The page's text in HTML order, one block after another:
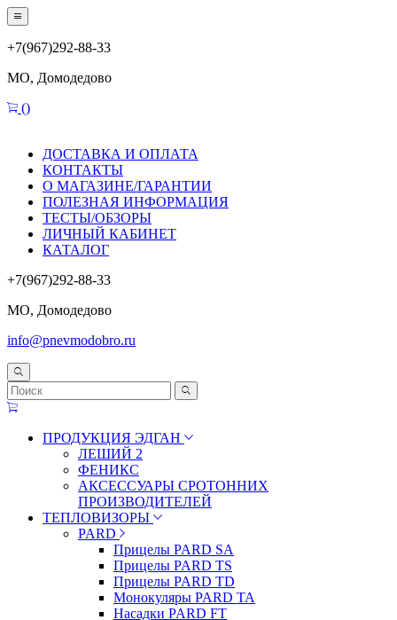
+7(967)292-88-33
МО, Домодедово
()
ДОСТАВКА И ОПЛАТА
КОНТАКТЫ
О МАГАЗИНЕ/ГАРАНТИИ
ПОЛЕЗНАЯ ИНФОРМАЦИЯ
ТЕСТЫ/ОБЗОРЫ
ЛИЧНЫЙ КАБИНЕТ
КАТАЛОГ
+7(967)292-88-33
МО, Домодедово
info@pnevmodobro.ru
ПРОДУКЦИЯ ЭДГАН
ЛЕШИЙ 2
ФЕНИКС
АКСЕССУАРЫ СРОТОННИХ
ПРОИЗВОДИТЕЛЕЙ
ТЕПЛОВИЗОРЫ
PARD
Прицелы PARD SA
Прицелы PARD TS
Прицелы PARD TD
Монокуляры PARD TA
Насадки PARD FT